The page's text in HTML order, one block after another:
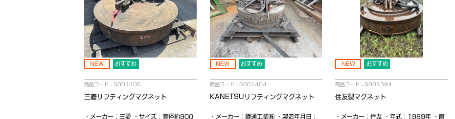
NEW おすすめ
商品コード：S001405
三菱リフティングマグネット
・メーカー：三菱 ・サイズ：直径約900
NEW おすすめ
商品コード：S001404
KANETSUリフティングマグネット
・メーカー：鐘通工業㈱ ・製造年月日：
NEW おすすめ
商品コード：S001394
住友製マグネット
・メーカー：住友 ・年式：1989年 ・直